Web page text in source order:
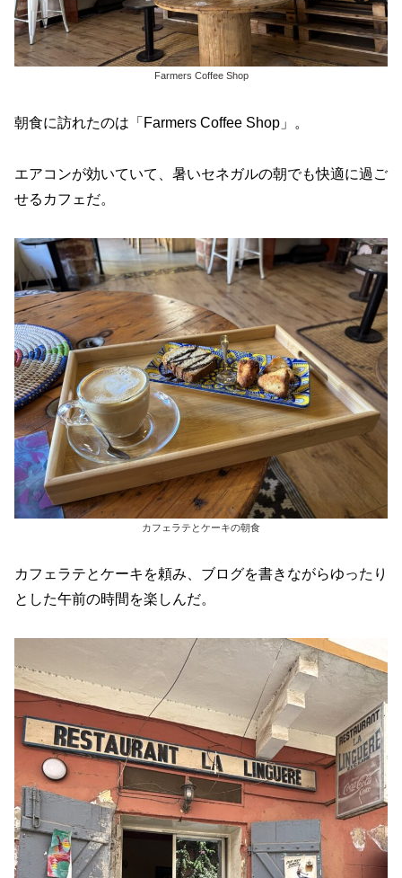
Farmers Coffee Shop
朝食に訪れたのは「Farmers Coffee Shop」。
エアコンが効いていて、暑いセネガルの朝でも快適に過ご
せるカフェだ。
カフェラテとケーキの朝食
カフェラテとケーキを頼み、ブログを書きながらゆったり
とした午前の時間を楽しんだ。